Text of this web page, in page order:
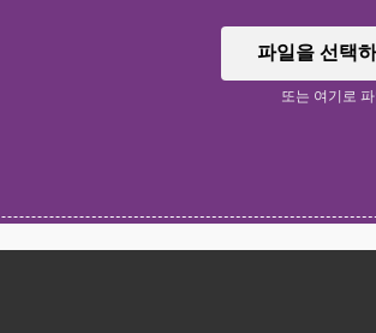
파일을 선택
또는 여기로